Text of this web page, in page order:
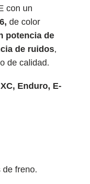
con un
de color
potencia de
de ruidos,
de calidad.
Enduro, E-
de freno.